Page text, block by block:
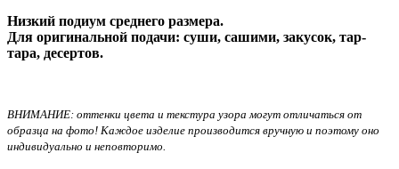
Низкий подиум среднего размера.
Для оригинальной подачи: суши, сашими, закусок, тар-
тара, десертов.
ВНИМАНИЕ: оттенки цвета и текстура узора могут отличаться от
образца на фото! Каждое изделие производится вручную и поэтому оно
индивидуально и неповторимо.